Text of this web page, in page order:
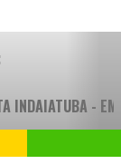
INDAIATUBA -